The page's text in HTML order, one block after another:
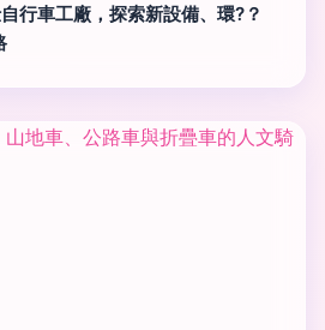
車工廠，探索新設備、環?？